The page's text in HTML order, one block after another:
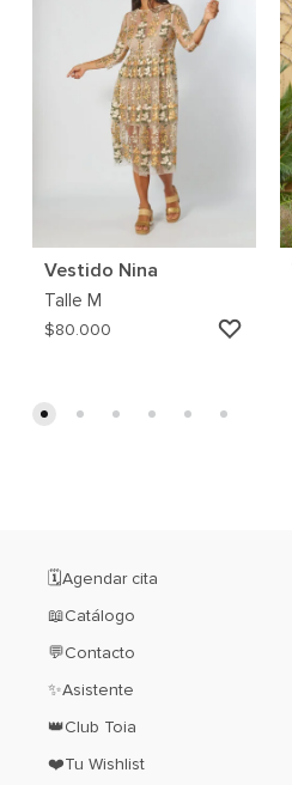
Vestido Nina
Talle M
$80.000
🗓️Agendar cita
📖Catálogo
💬Contacto
✨Asistente
👑Club Toia
❤️Tu Wishlist